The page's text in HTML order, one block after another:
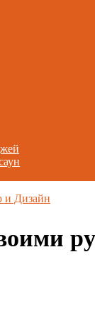
и Дизайн